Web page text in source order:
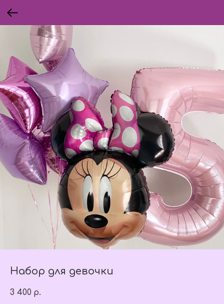
Набор для девочки
3 400 р.